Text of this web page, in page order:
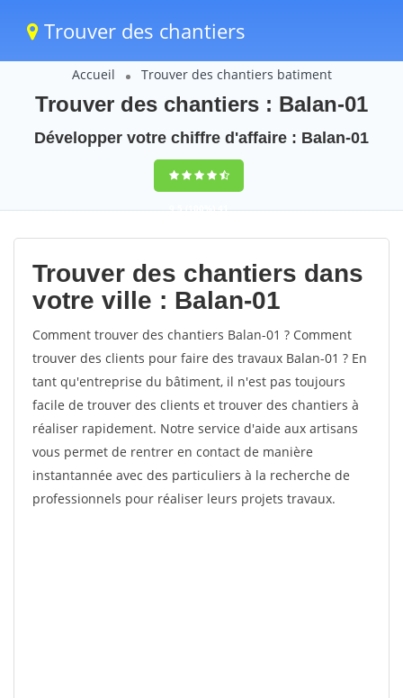
Trouver des chantiers
Accueil Trouver des chantiers batiment
Trouver des chantiers : Balan-01
Développer votre chiffre d'affaire : Balan-01
9,5(100%)41
votes
Trouver des chantiers dans
votre ville : Balan-01
Comment trouver des chantiers Balan-01 ? Comment
trouver des clients pour faire des travaux Balan-01 ? En
tant qu'entreprise du bâtiment, il n'est pas toujours
facile de trouver des clients et trouver des chantiers à
réaliser rapidement. Notre service d'aide aux artisans
vous permet de rentrer en contact de manière
instantannée avec des particuliers à la recherche de
professionnels pour réaliser leurs projets travaux.